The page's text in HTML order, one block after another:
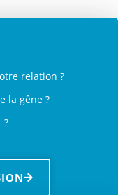
relation ?
la gêne ?
?